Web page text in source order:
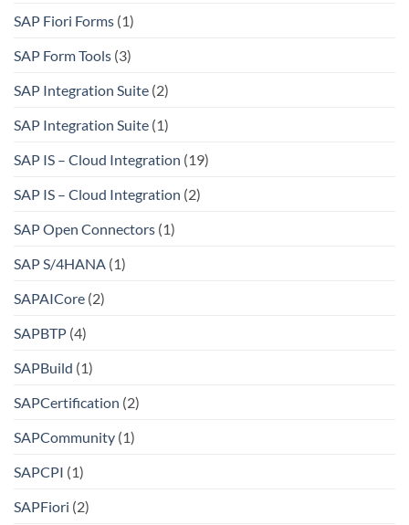
SAP Fiori Forms (1)
SAP Form Tools (3)
SAP Integration Suite (2)
SAP Integration Suite (1)
SAP IS – Cloud Integration (19)
SAP IS – Cloud Integration (2)
SAP Open Connectors (1)
SAP S/4HANA (1)
SAPAICore (2)
SAPBTP (4)
SAPBuild (1)
SAPCertification (2)
SAPCommunity (1)
SAPCPI (1)
SAPFiori (2)